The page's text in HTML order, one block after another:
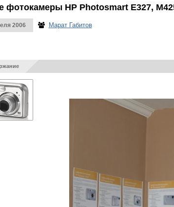
фотокамеры HP Photosmart E327,
2006 Марат Габитов